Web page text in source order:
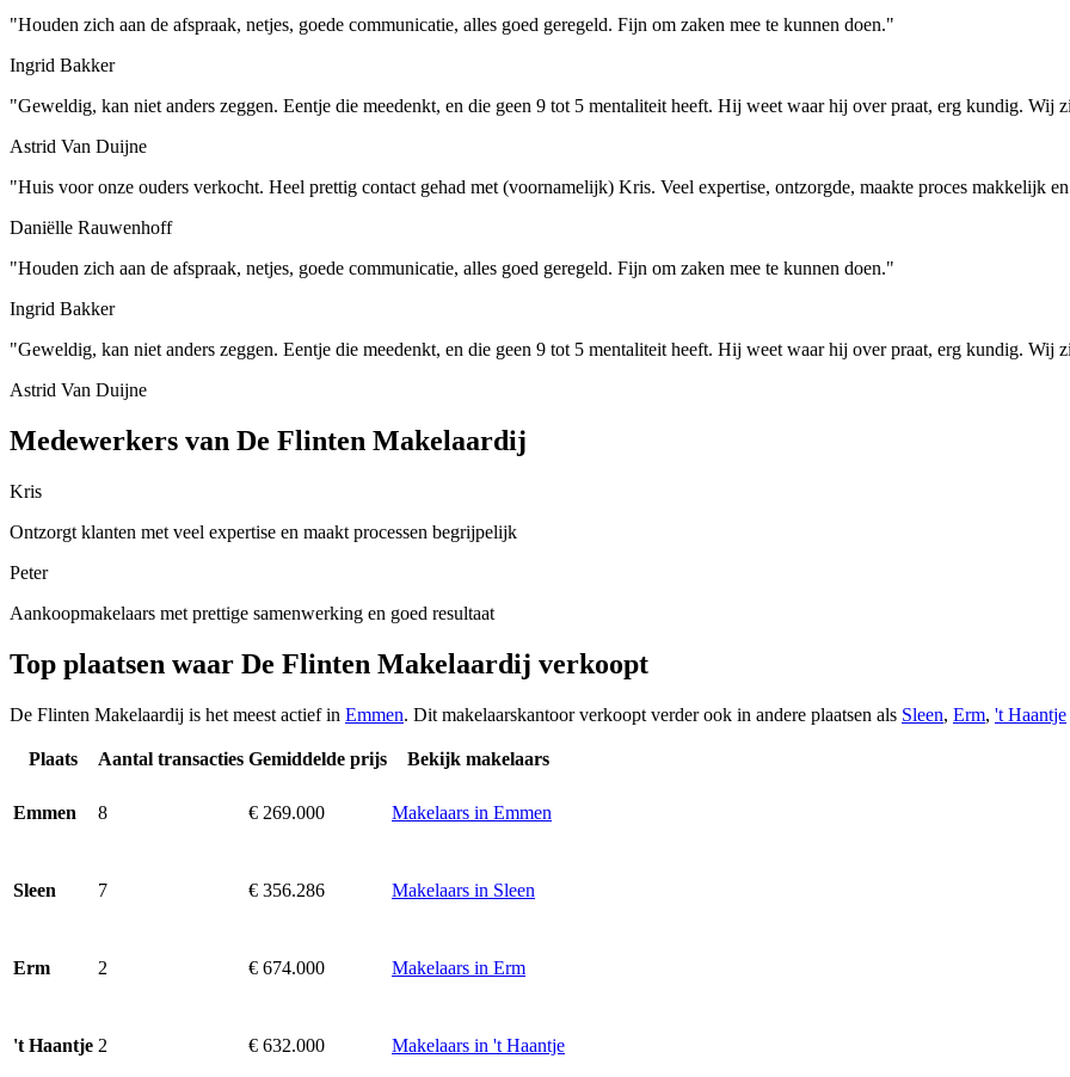
"Houden zich aan de afspraak, netjes, goede communicatie, alles goed geregeld. Fijn om zaken mee te kunnen doen."
Ingrid Bakker
"Geweldig, kan niet anders zeggen. Eentje die meedenkt, en die geen 9 tot 5 mentaliteit heeft. Hij weet waar hij over praat, erg kundig. Wij
Astrid Van Duijne
"Huis voor onze ouders verkocht. Heel prettig contact gehad met (voornamelijk) Kris. Veel expertise, ontzorgde, maakte proces makkelijk
Daniëlle Rauwenhoff
"Houden zich aan de afspraak, netjes, goede communicatie, alles goed geregeld. Fijn om zaken mee te kunnen doen."
Ingrid Bakker
"Geweldig, kan niet anders zeggen. Eentje die meedenkt, en die geen 9 tot 5 mentaliteit heeft. Hij weet waar hij over praat, erg kundig. Wij
Astrid Van Duijne
Medewerkers van De Flinten Makelaardij
Kris
Ontzorgt klanten met veel expertise en maakt processen begrijpelijk
Peter
Aankoopmakelaars met prettige samenwerking en goed resultaat
Top plaatsen waar De Flinten Makelaardij verkoopt
De Flinten Makelaardij is het meest actief in Emmen. Dit makelaarskantoor verkoopt verder ook in andere plaatsen als Sleen, Erm, 't Haantje
Plaats Aantal transacties Gemiddelde prijs Bekijk makelaars
Emmen 8 € 269.000 Makelaars in Emmen
Sleen 7 € 356.286 Makelaars in Sleen
Erm 2 € 674.000 Makelaars in Erm
't Haantje 2 € 632.000 Makelaars in 't Haantje